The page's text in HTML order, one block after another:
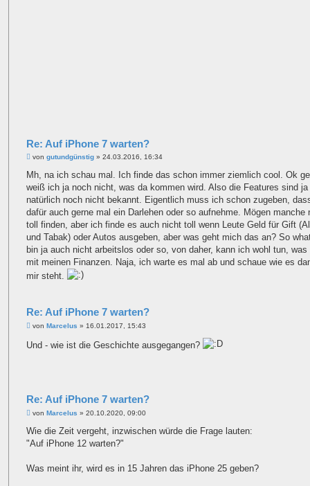
Re: Auf iPhone 7 warten?
B
i
r
a
von gutundgünstig » 24.03.2016, 16:34
Mh, na ich schau mal. Ich finde das schon immer ziemlich cool. Ok
weiß ich ja noch nicht, was da kommen wird. Also die Features sind ja
natürlich noch nicht bekannt. Eigentlich muss ich schon zugeben,
dafür auch gerne mal ein Darlehen oder so aufnehme. Mögen manche
toll finden, aber ich finde es auch nicht toll wenn Leute Geld für Gift
und Tabak) oder Autos ausgeben, aber was geht mich das an? So
bin ja auch nicht arbeitslos oder so, von daher, kann ich wohl tun, was
mit meinen Finanzen. Naja, ich warte es mal ab und schaue wie es
mir steht.
Re: Auf iPhone 7 warten?
B
t
von Marcelus » 16.01.2017, 15:43
Und - wie ist die Geschichte ausgegangen?
Re: Auf iPhone 7 warten?
B
i
r
von Marcelus » 20.10.2020, 09:00
Wie die Zeit vergeht, inzwischen würde die Frage lauten:
"Auf iPhone 12 warten?"
Was meint ihr, wird es in 15 Jahren das iPhone 25 geben?